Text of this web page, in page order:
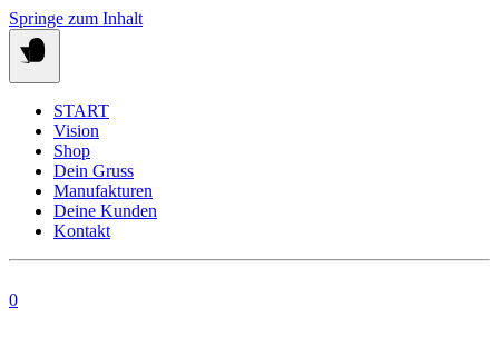
Springe zum Inhalt
START
Vision
Shop
Dein Gruss
Manufakturen
Deine Kunden
Kontakt
0